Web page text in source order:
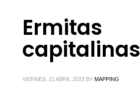
Ermitas
capitalinas
VIERNES, 21 ABRIL 2023 BY MAPPING